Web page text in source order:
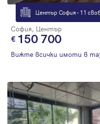
Център София - 11
София, Център
150 700
Вижте всички имоти в